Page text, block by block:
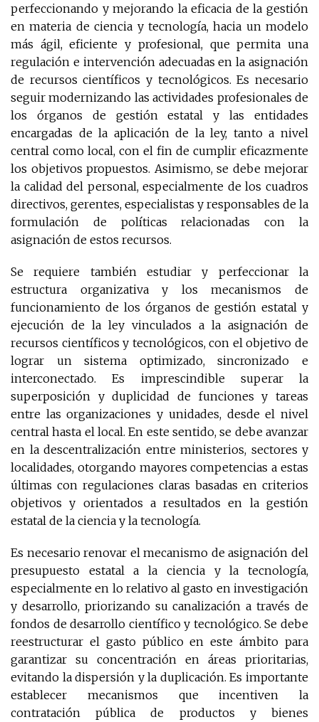
perfeccionando y mejorando la eficacia de la gestión
en materia de ciencia y tecnología, hacia un modelo
más ágil, eficiente y profesional, que permita una
regulación e intervención adecuadas en la asignación
de recursos científicos y tecnológicos. Es necesario
seguir modernizando las actividades profesionales de
los órganos de gestión estatal y las entidades
encargadas de la aplicación de la ley, tanto a nivel
central como local, con el fin de cumplir eficazmente
los objetivos propuestos. Asimismo, se debe mejorar
la calidad del personal, especialmente de los cuadros
directivos, gerentes, especialistas y responsables de la
formulación de políticas relacionadas con la
asignación de estos recursos.
Se requiere también estudiar y perfeccionar la
estructura organizativa y los mecanismos de
funcionamiento de los órganos de gestión estatal y
ejecución de la ley vinculados a la asignación de
recursos científicos y tecnológicos, con el objetivo de
lograr un sistema optimizado, sincronizado e
interconectado. Es imprescindible superar la
superposición y duplicidad de funciones y tareas
entre las organizaciones y unidades, desde el nivel
central hasta el local. En este sentido, se debe avanzar
en la descentralización entre ministerios, sectores y
localidades, otorgando mayores competencias a estas
últimas con regulaciones claras basadas en criterios
objetivos y orientados a resultados en la gestión
estatal de la ciencia y la tecnología.
Es necesario renovar el mecanismo de asignación del
presupuesto estatal a la ciencia y la tecnología,
especialmente en lo relativo al gasto en investigación
y desarrollo, priorizando su canalización a través de
fondos de desarrollo científico y tecnológico. Se debe
reestructurar el gasto público en este ámbito para
garantizar su concentración en áreas prioritarias,
evitando la dispersión y la duplicación. Es importante
establecer mecanismos que incentiven la
contratación pública de productos y bienes